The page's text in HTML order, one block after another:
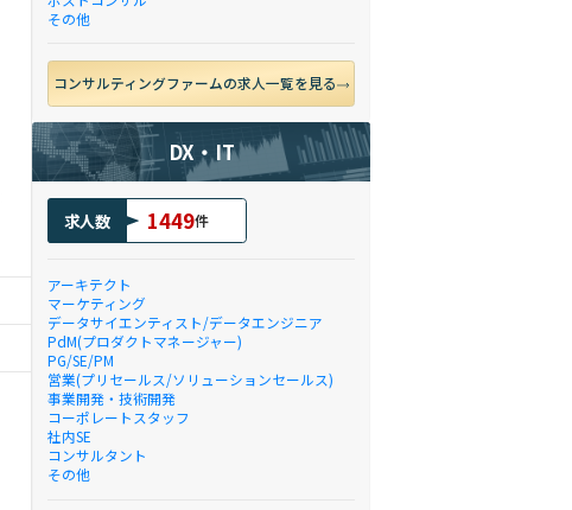
その他
コンサルティングファームの求人一覧を見る
DX・IT
求人数 1449件
アーキテクト
マーケティング
データサイエンティスト/データエンジニア
PdM(プロダクトマネージャー)
PG/SE/PM
営業(プリセールス/ソリューションセールス)
事業開発・技術開発
コーポレートスタッフ
社内SE
コンサルタント
その他